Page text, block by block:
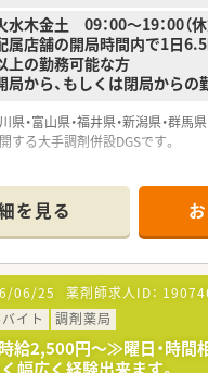
水木金土 09：00～19：00（休
属店舗の開局時間内で1日
上の勤務可能な方
局から、もしくは閉局からの
県・富山県・福井県・新潟県・群馬
する大手調剤併設DGSです。
を見る
06/25 薬剤師求人ID：
イト
調剤薬局
給2,500円～≫曜日・時間